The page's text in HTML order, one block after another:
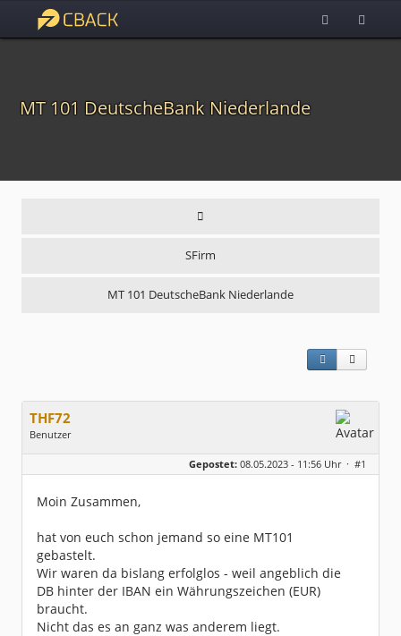
MT 101 DeutscheBank Niederlande
SFirm
MT 101 DeutscheBank Niederlande
THF72
Benutzer
Geschlecht:
Beiträge:
2
Gepostet: 08.05.2023 - 11:56 Uhr · #1
Moin Zusammen,
hat von euch schon jemand so eine MT101
gebastelt.
Wir waren da bislang erfolglos - weil angeblich die
DB hinter der IBAN ein Währungszeichen (EUR)
braucht.
Nicht das es an ganz was anderem liegt.